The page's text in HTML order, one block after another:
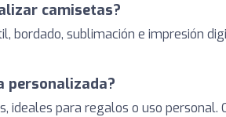
camisetas?
bordado, sublimación e impresión
personalizada?
ideales para regalos o uso